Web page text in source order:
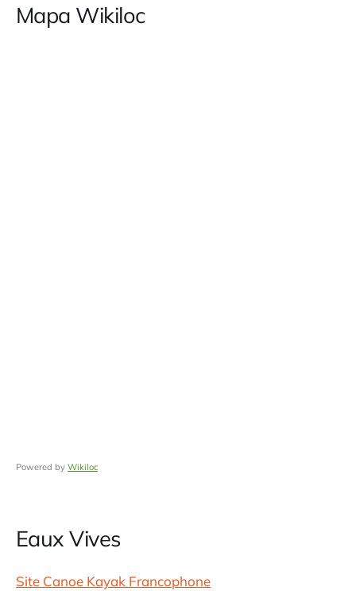
Mapa Wikiloc
Powered by Wikiloc
Eaux Vives
Site Canoe Kayak Francophone